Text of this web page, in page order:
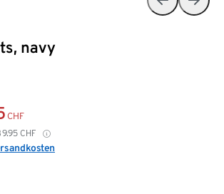
navy
CHF
CHF